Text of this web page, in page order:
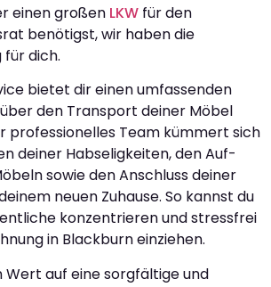
einen großen LKW für den
benötigst, wir haben die
für dich.
bietet dir einen umfassenden
den Transport deiner Möbel
professionelles Team kümmert sich
deiner Habseligkeiten, den Auf-
sowie den Anschluss deiner
neuen Zuhause. So kannst du
konzentrieren und stressfrei
in Blackburn einziehen.
Wert auf eine sorgfältige und